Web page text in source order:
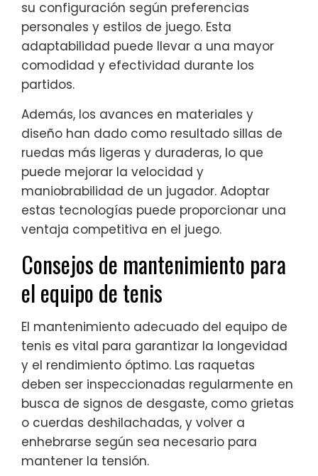
su configuración según preferencias
personales y estilos de juego. Esta
adaptabilidad puede llevar a una mayor
comodidad y efectividad durante los
partidos.
Además, los avances en materiales y
diseño han dado como resultado sillas de
ruedas más ligeras y duraderas, lo que
puede mejorar la velocidad y
maniobrabilidad de un jugador. Adoptar
estas tecnologías puede proporcionar una
ventaja competitiva en el juego.
Consejos de mantenimiento para
el equipo de tenis
El mantenimiento adecuado del equipo de
tenis es vital para garantizar la longevidad
y el rendimiento óptimo. Las raquetas
deben ser inspeccionadas regularmente en
busca de signos de desgaste, como grietas
o cuerdas deshilachadas, y volver a
enhebrarse según sea necesario para
mantener la tensión.